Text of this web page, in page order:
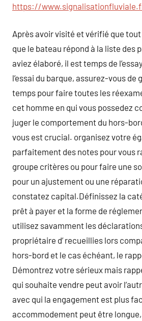
https://
Après avoir visité et vérifié que
que le bateau répond à la liste des
aviez élaboré, il est temps de
l’essai du barque, assurez-vous de
temps pour faire toutes les
cet homme en qui vous possedez
juger le comportement du hors-
vous est crucial. organisez votre
parfaitement des notes pour vous
groupe critères ou pour faire une
pour un ajustement ou une
constatez capital.Définissez la
prêt à payer et la forme de
utilisez savamment les
propriétaire d’ recueillies lors
hors-bord et le cas échéant, le
Démontrez votre sérieux mais
qui souhaite vendre peut avoir
avec qui la engagement est plus
accommodement peut être